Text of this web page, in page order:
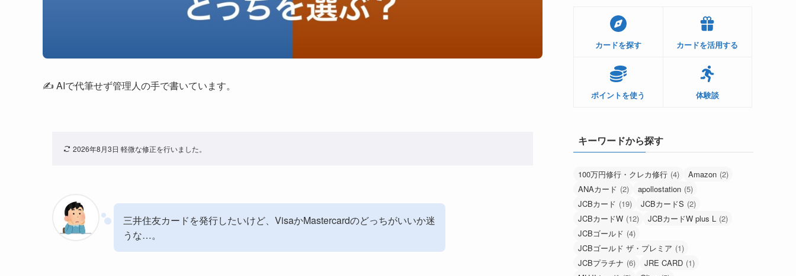
✍️ AIで代筆せず管理人の手で書いています。
2026年8月3日 軽微な修正を行いました。
三井住友カードを発行したいけど、VisaかMastercardのどっちがいいか迷
うな…。
カードを探す カードを活用する
ポイントを使う 体験談
キーワードから探す
100万円修行・クレカ修行 (4) Amazon (2)
ANAカード (2) apollostation (5)
JCBカード (19) JCBカードS (2)
JCBカードW (12) JCBカードW plus L (2)
JCBゴールド (4)
JCBゴールド ザ・プレミア (1)
JCBプラチナ (6) JRE CARD (1)